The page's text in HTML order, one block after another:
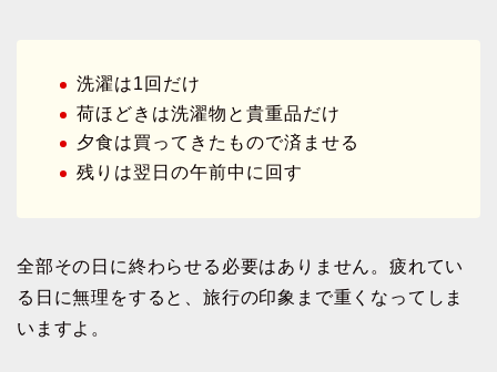
洗濯は1回だけ
荷ほどきは洗濯物と貴重品だけ
夕食は買ってきたもので済ませる
残りは翌日の午前中に回す
全部その日に終わらせる必要はありません。疲れてい
る日に無理をすると、旅行の印象まで重くなってしま
いますよ。